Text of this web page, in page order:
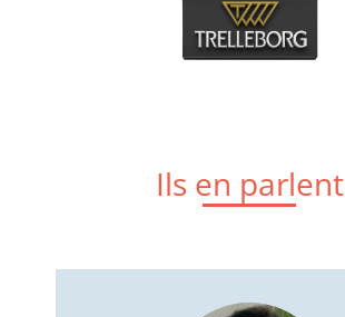
Ils en parlent